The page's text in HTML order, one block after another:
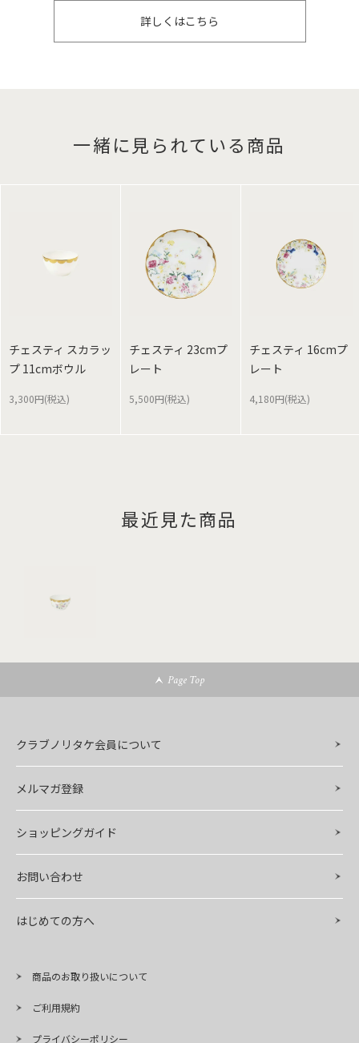
詳しくはこちら
一緒に見られている商品
チェスティ スカラッ
プ 11cmボウル
3,300円(税込)
チェスティ 23cmプ
レート
5,500円(税込)
チェスティ 16cmプ
レート
4,180円(税込)
最近見た商品
Page Top
クラブノリタケ会員について
メルマガ登録
ショッピングガイド
お問い合わせ
はじめての方へ
商品のお取り扱いについて
ご利用規約
プライバシーポリシー